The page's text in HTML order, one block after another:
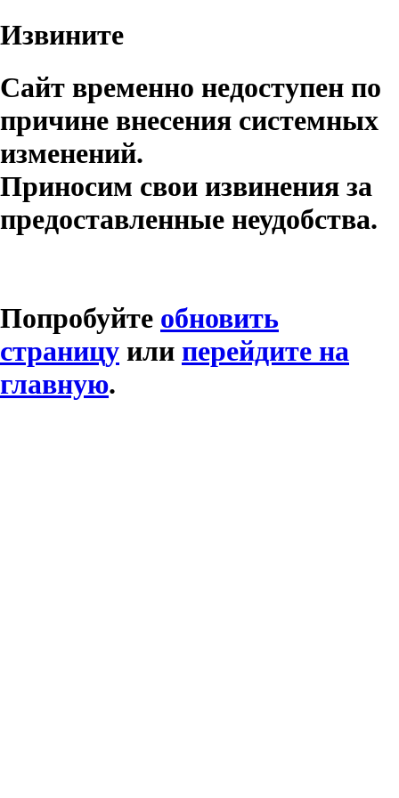
Извините
Сайт временно недоступен по
причине внесения системных
изменений.
Приносим свои извинения за
предоставленные неудобства.
Попробуйте обновить
страницу или перейдите на
главную.